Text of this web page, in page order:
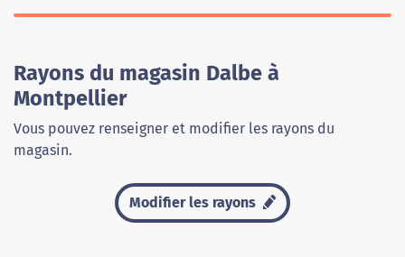
Rayons du magasin Dalbe à
Montpellier
Vous pouvez renseigner et modifier les rayons du
magasin.
Modifier les rayons